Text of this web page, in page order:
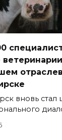
вновь стал